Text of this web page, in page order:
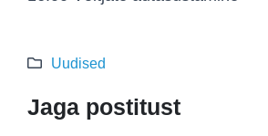
Uudised
Jaga postitust